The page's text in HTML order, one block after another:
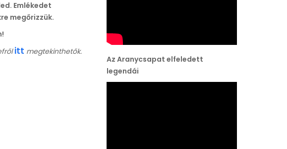
Emlékedet
megőrizzük.
itt megtekinthetők.
Az Aranycsapat elfeledett
legendái